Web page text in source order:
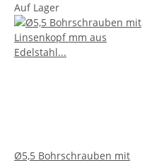
Auf Lager
Ø5,5 Bohrschrauben mit